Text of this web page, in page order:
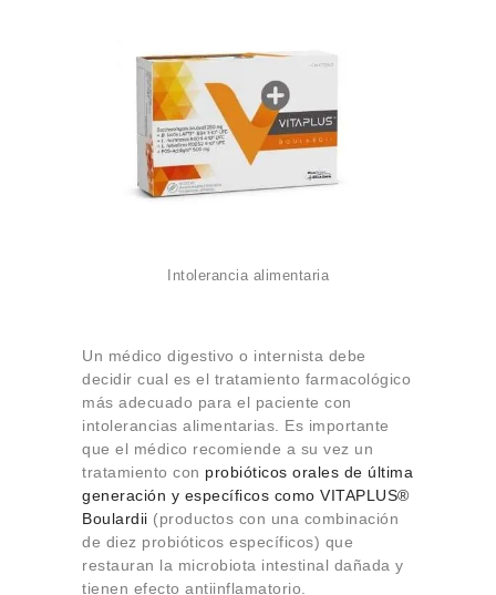
Intolerancia alimentaria
Un médico digestivo o internista debe
decidir cual es el tratamiento farmacológico
más adecuado para el paciente con
intolerancias alimentarias. Es importante
que el médico recomiende a su vez un
tratamiento con probióticos orales de última
generación y específicos como VITAPLUS®
Boulardii (productos con una combinación
de diez probióticos específicos) que
restauran la microbiota intestinal dañada y
tienen efecto antiinflamatorio.